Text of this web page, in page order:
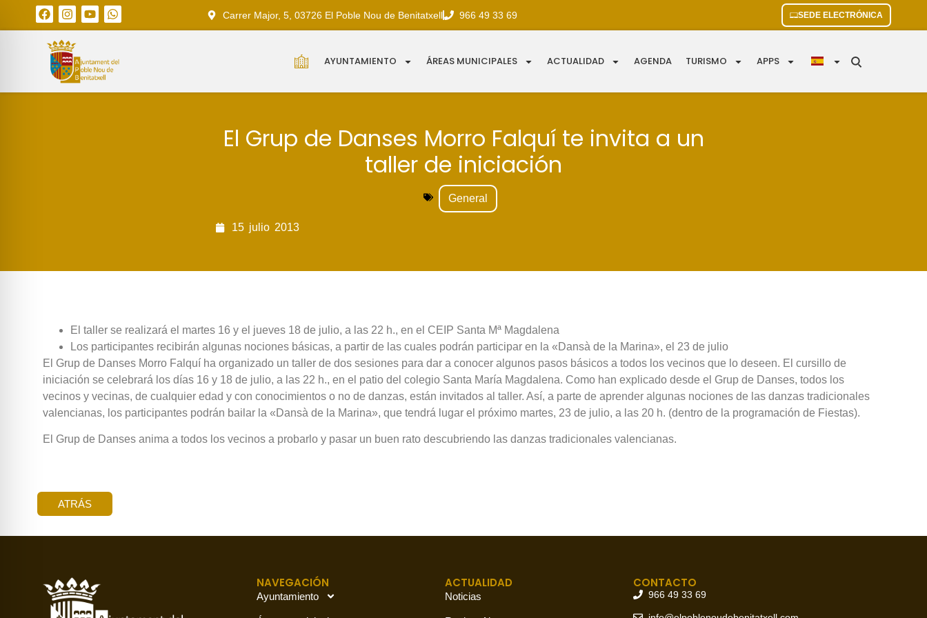
Carrer Major, 5, 03726 El Poble Nou de Benitatxell 966 49 33 69 SEDE ELECTRÓNICA
AYUNTAMIENTO ÁREAS MUNICIPALES ACTUALIDAD AGENDA TURISMO APPS
El Grup de Danses Morro Falquí te invita a un
taller de iniciación
General
15 julio 2013
El taller se realizará el martes 16 y el jueves 18 de julio, a las 22 h., en el CEIP Santa Mª Magdalena
Los participantes recibirán algunas nociones básicas, a partir de las cuales podrán participar en la «Dansà de la Marina», el 23 de julio
El Grup de Danses Morro Falquí ha organizado un taller de dos sesiones para dar a conocer algunos pasos básicos a todos los vecinos que lo deseen. El cursillo de
iniciación se celebrará los días 16 y 18 de julio, a las 22 h., en el patio del colegio Santa María Magdalena. Como han explicado desde el Grup de Danses, todos los
vecinos y vecinas, de cualquier edad y con conocimientos o no de danzas, están invitados al taller. Así, a parte de aprender algunas nociones de las danzas tradicionales
valencianas, los participantes podrán bailar la «Dansà de la Marina», que tendrá lugar el próximo martes, 23 de julio, a las 20 h. (dentro de la programación de Fiestas).
El Grup de Danses anima a todos los vecinos a probarlo y pasar un buen rato descubriendo las danzas tradicionales valencianas.
ATRÁS
NAVEGACIÓN
Ayuntamiento
ACTUALIDAD
Noticias
CONTACTO
966 49 33 69